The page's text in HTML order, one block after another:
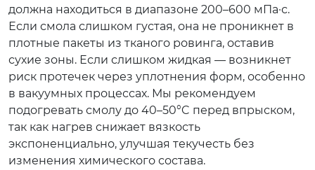
должна находиться в диапазоне 200–600 мПа·с.
Если смола слишком густая, она не проникнет в
плотные пакеты из тканого ровинга, оставив
сухие зоны. Если слишком жидкая — возникнет
риск протечек через уплотнения форм, особенно
в вакуумных процессах. Мы рекомендуем
подогревать смолу до 40–50°C перед впрыском,
так как нагрев снижает вязкость
экспоненциально, улучшая текучесть без
изменения химического состава.